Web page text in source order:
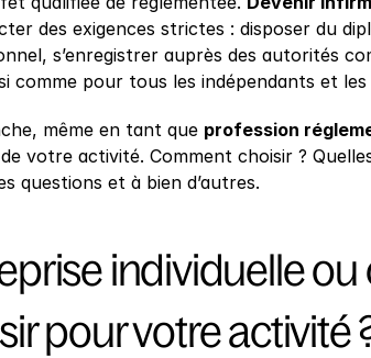
des exigences strictes : disposer du
s’enregistrer auprès des autorités
comme pour tous les indépendants et
même en tant que profession
votre activité. Comment choisir ?
questions et à bien d’autres.
individuelle ou
pour votre activité